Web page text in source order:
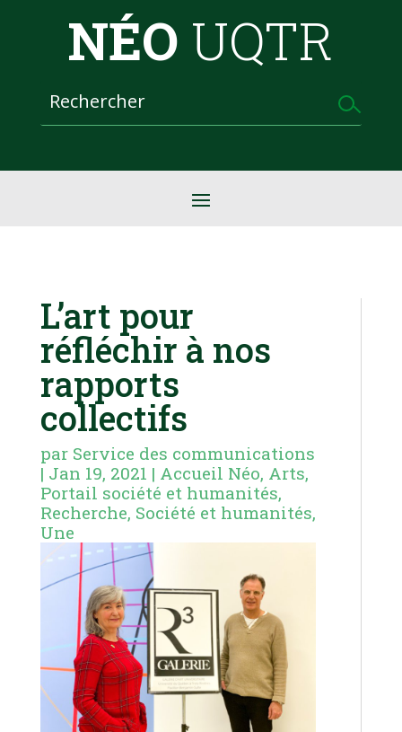
NÉO UQTR
L’art pour
réfléchir à nos
rapports
collectifs
par Service des communications
| Jan 19, 2021 | Accueil Néo, Arts,
Portail société et humanités,
Recherche, Société et humanités,
Une